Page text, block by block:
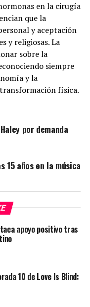
en la cirugía
que la
y aceptación
y religiosas. La
sobre la
siempre
y la
física.
por demanda
15 años en la música
apoyo positivo tras
10 de Love Is Blind: